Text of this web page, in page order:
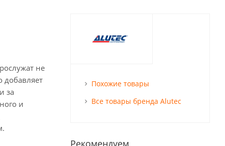
не
добавляет
за
и
Похожие товары
Все товары бренда Alutec
Рекомендуем